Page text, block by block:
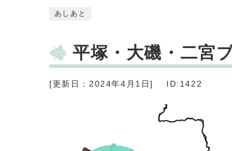
あしあと
平塚・大磯・二宮
[更新日：2024年4月1日] ID:1422